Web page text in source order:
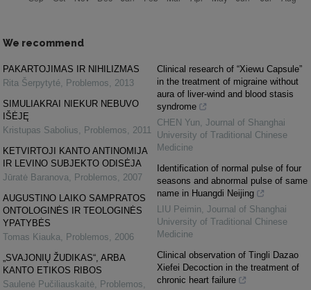
We recommend
PAKARTOJIMAS IR NIHILIZMAS
Rita Šerpytyté, Problemos, 2013
SIMULIAKRAI NIEKUR NEBUVO
IŠĖJĘ
Kristupas Sabolius, Problemos, 2011
KETVIRTOJI KANTO ANTINOMIJA
IR LEVINO SUBJEKTO ODISĖJA
Jūratė Baranova, Problemos, 2007
AUGUSTINO LAIKO SAMPRATOS
ONTOLOGINĖS IR TEOLOGINĖS
YPATYBĖS
Tomas Kiauka, Problemos, 2006
„SVAJONIŲ ŽUDIKAS“, ARBA
KANTO ETIKOS RIBOS
Saulenė Pučiliauskaitė, Problemos,
Clinical research of “Xiewu Capsule”
in the treatment of migraine without
aura of liver-wind and blood stasis
syndrome
CHEN Yun, Journal of Shanghai
University of Traditional Chinese
Medicine
Identification of normal pulse of four
seasons and abnormal pulse of same
name in Huangdi Neijing
LIU Peimin, Journal of Shanghai
University of Traditional Chinese
Medicine
Clinical observation of Tingli Dazao
Xiefei Decoction in the treatment of
chronic heart failure